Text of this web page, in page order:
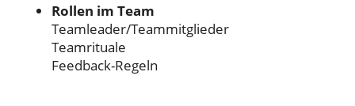
Rollen im Team
Teamleader/Teammitglieder
Teamrituale
Feedback-Regeln